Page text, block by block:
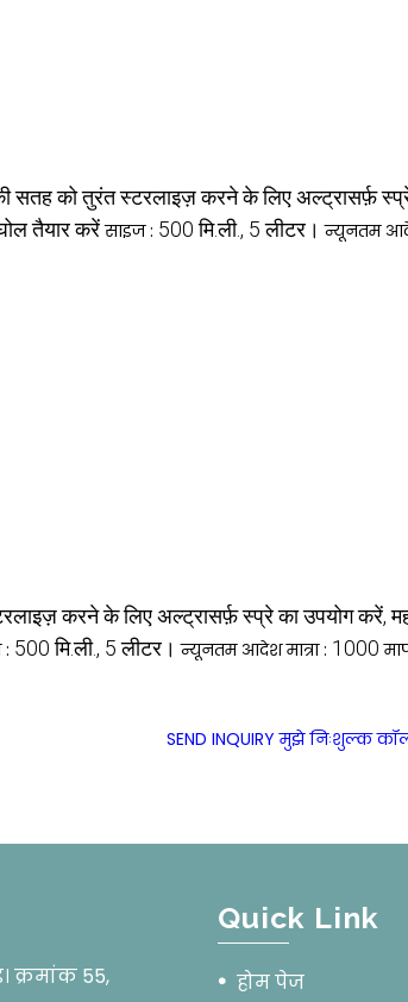
सतह को तुरंत स्टरलाइज़ करने के लिए अल्ट्रासर्फ़
तैयार करें साइज : 500 मि.ली., 5 लीटर। न्यूनतम
करने के लिए अल्ट्रासर्फ़ स्प्रे का उपयोग करें,
500 मि.ली., 5 लीटर। न्यूनतम आदेश मात्रा : 1000
SEND INQUIRY मुझे निःशुल्क
क्रमांक 55,
Quick Link
होम पेज